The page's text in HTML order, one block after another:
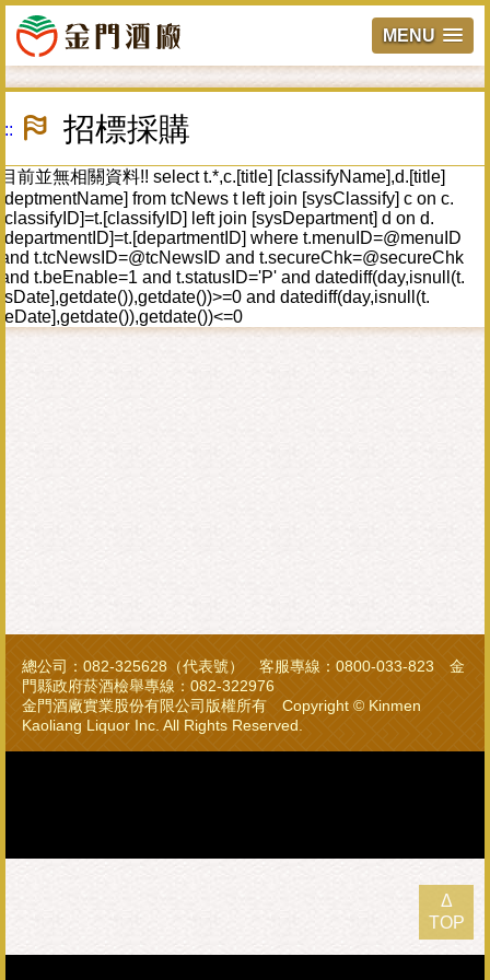
MENU
Δ
TOP
跳
主
內
容
區
塊
::: 招標採購
目前並無相關資料!! select t.*,c.[title] [classifyName],d.[title]
[deptmentName] from tcNews t left join [sysClassify] c on c.
[classifyID]=t.[classifyID] left join [sysDepartment] d on d.
[departmentID]=t.[departmentID] where t.menuID=@menuID
and t.tcNewsID=@tcNewsID and t.secureChk=@secureChk
and t.beEnable=1 and t.statusID='P' and datediff(day,isnull(t.
[sDate],getdate()),getdate())>=0 and datediff(day,isnull(t.
[eDate],getdate()),getdate())<=0
總公司：082-325628（代表號） 客服專線：0800-033-823 金
門縣政府菸酒檢舉專線：082-322976
金門酒廠實業股份有限公司版權所有 Copyright © Kinmen
Kaoliang Liquor Inc. All Rights Reserved.